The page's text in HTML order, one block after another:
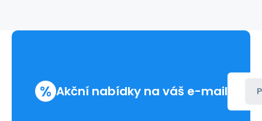
-
% Akční nabídky na váš e-mail